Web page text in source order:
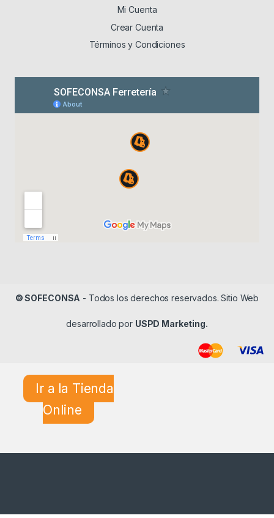
Mi Cuenta
Crear Cuenta
Términos y Condiciones
© SOFECONSA - Todos los derechos reservados. Sitio Web
desarrollado por USPD Marketing.
Ir a la Tienda
Online